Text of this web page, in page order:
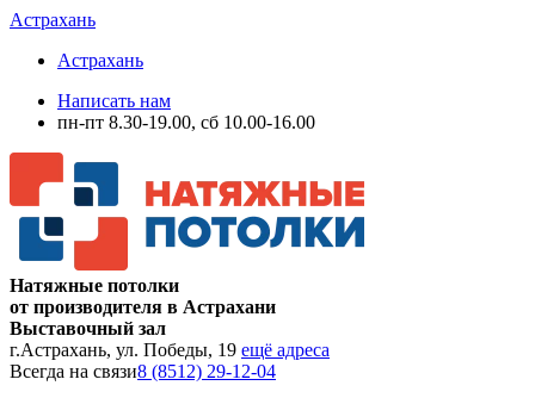
Астрахань
Астрахань
Написать нам
пн-пт 8.30-19.00, сб 10.00-16.00
Натяжные потолки
от производителя в Астрахани
Выставочный зал
г.Астрахань, ул. Победы, 19 ещё адреса
Всегда на связи8 (8512) 29-12-04